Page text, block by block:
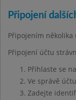
Připojení
Připojením
Připojení účtu
Přihlaste se
Ve správě
Zadejte